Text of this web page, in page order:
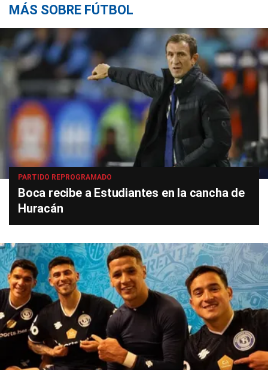
MÁS SOBRE FÚTBOL
PARTIDO REPROGRAMADO
Boca recibe a Estudiantes en la cancha de
Huracán